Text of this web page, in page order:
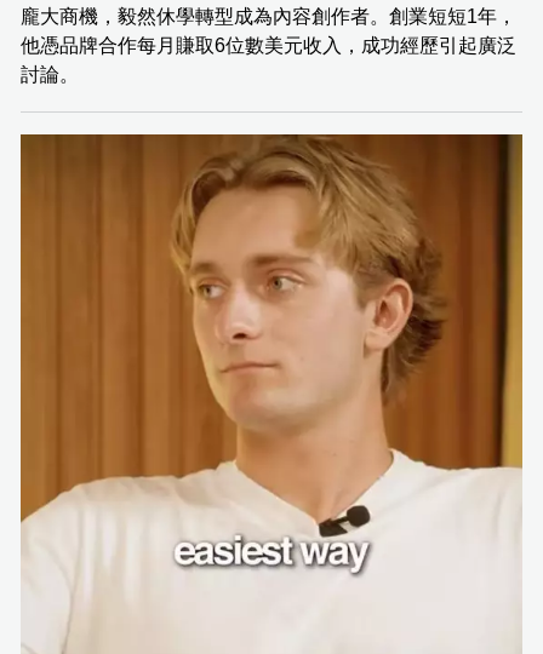
龐大商機，毅然休學轉型成為內容創作者。創業短短1年，
他憑品牌合作每月賺取6位數美元收入，成功經歷引起廣泛
討論。